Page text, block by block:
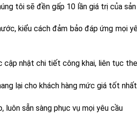
tôi sẽ đền gấp 10 lần giá trị của
kiểu cách đảm bảo đáp ứng mọi
cập nhật chi tiết công khai, liên tục
lại cho khách hàng mức giá tốt
luôn sẵn sàng phục vụ mọi yêu cầu